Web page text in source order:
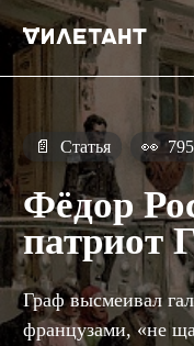
📄 Статья 👀
Фёдор
патриот
Граф высмеивал
французами, «не